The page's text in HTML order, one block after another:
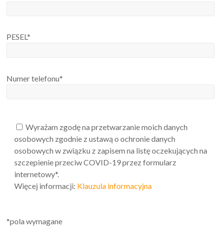
PESEL*
Numer telefonu*
Wyrażam zgodę na przetwarzanie moich danych
osobowych zgodnie z ustawą o ochronie danych
osobowych w związku z zapisem na listę oczekujących na
szczepienie przeciw COVID-19 przez formularz
internetowy*.
Więcej informacji: Klauzula informacyjna
*pola wymagane